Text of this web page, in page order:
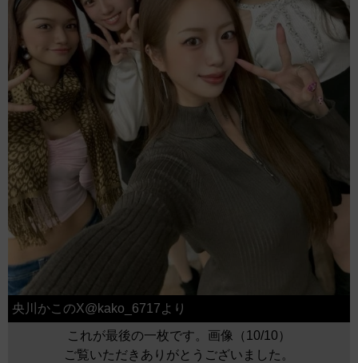
央川かこのX@kako_6717より
これが最後の一枚です。画像（10/10）
ご覧いただきありがとうございました。